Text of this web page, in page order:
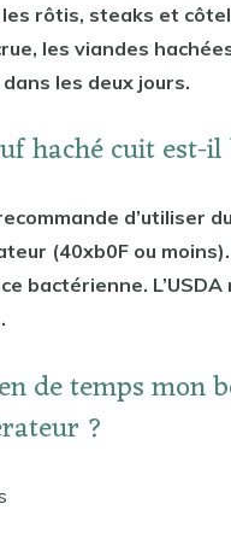
rôtis, steaks et
les viandes
les deux jours.
haché cuit est-
recommande d’utiliser
(40xb0F ou
bactérienne.
de temps mon
?